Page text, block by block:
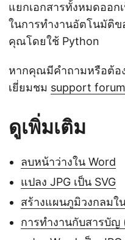
แยกเอกสารทั้งหมดออก
ในการทำงานอัตโนมัติข
คุณโดยใช้ Python
หากคุณมีคำถามหรือต้อ
เยี่ยมชม support forum
ดูเพิ่มเติม
ลบหน้าว่างใน Word
แปลง JPG เป็น SVG
สร้างแผนภูมิวงกลมใ
การทำงานกับสารบัญ